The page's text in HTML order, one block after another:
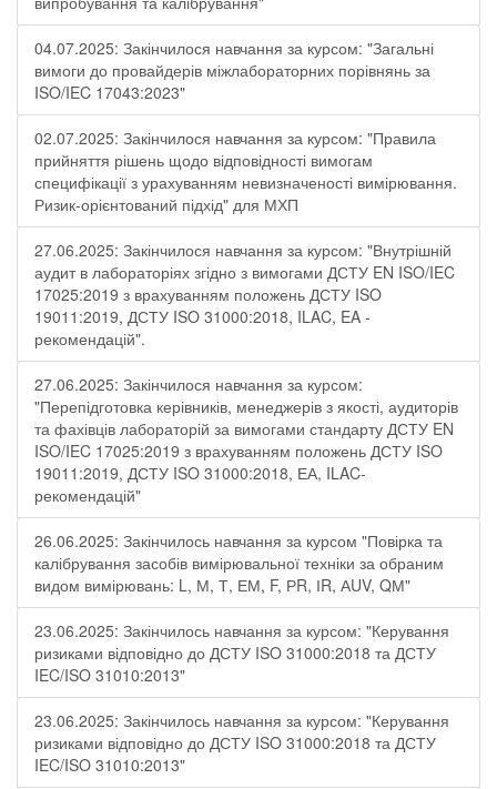
04.07.2025: Закінчилося навчання за курсом: "Загальні
вимоги до провайдерів міжлабораторних порівнянь за
ISO/IEC 17043:2023"
02.07.2025: Закінчилося навчання за курсом: "Правила
прийняття рішень щодо відповідності вимогам
специфікації з урахуванням невизначеності вимірювання.
Ризик-орієнтований підхід" для МХП
27.06.2025: Закінчилося навчання за курсом: "Внутрішній
аудит в лабораторіях згідно з вимогами ДСТУ EN ISO/IEC
17025:2019 з врахуванням положень ДСТУ ISO
19011:2019, ДСТУ ISO 31000:2018, ILAC, EA -
рекомендацій".
27.06.2025: Закінчилося навчання за курсом:
"Перепідготовка керівників, менеджерів з якості, аудиторів
та фахівців лабораторій за вимогами стандарту ДСТУ EN
ISO/IEC 17025:2019 з врахуванням положень ДСТУ ISO
19011:2019, ДСТУ ISO 31000:2018, ЕА, ILAC-
рекомендацій"
26.06.2025: Закінчилось навчання за курсом "Повірка та
калібрування засобів вимірювальної техніки за обраним
видом вимірювань: L, М, Т, ЕМ, F, РR, ІR, АUV, QМ"
23.06.2025: Закінчилось навчання за курсом: "Керування
ризиками відповідно до ДСТУ ISO 31000:2018 та ДСТУ
IEC/ISO 31010:2013"
23.06.2025: Закінчилось навчання за курсом: "Керування
ризиками відповідно до ДСТУ ISO 31000:2018 та ДСТУ
IEC/ISO 31010:2013"